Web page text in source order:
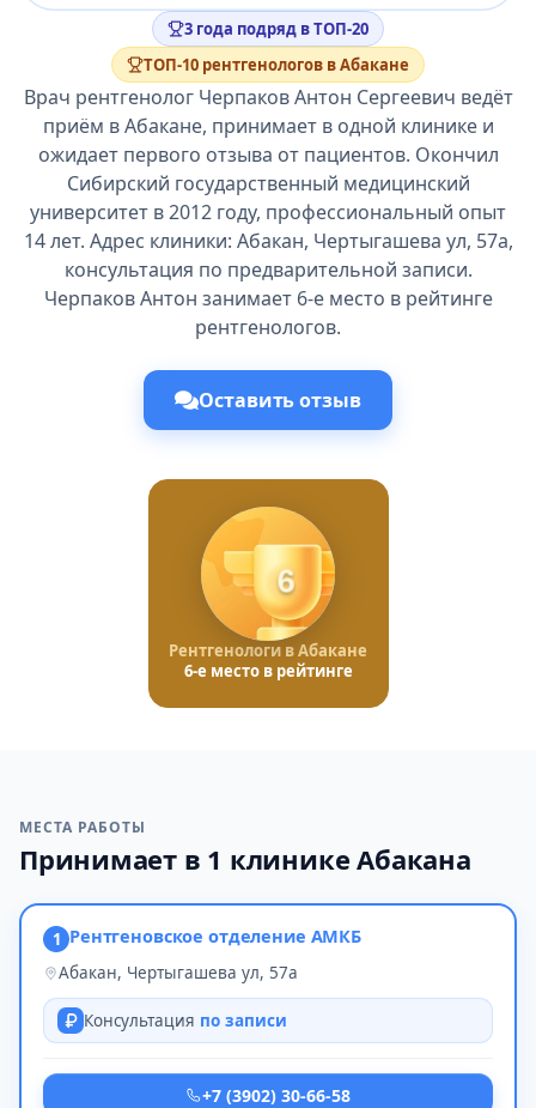
3 года подряд в ТОП-20
ТОП-10 рентгенологов в Абакане
Врач рентгенолог Черпаков Антон Сергеевич ведёт
приём в Абакане, принимает в одной клинике и
ожидает первого отзыва от пациентов. Окончил
Сибирский государственный медицинский
университет в 2012 году, профессиональный опыт
14 лет. Адрес клиники: Абакан, Чертыгашева ул, 57а,
консультация по предварительной записи.
Черпаков Антон занимает 6-е место в рейтинге
рентгенологов.
Оставить отзыв
6
Рентгенологи в Абакане
6-е место в рейтинге
МЕСТА РАБОТЫ
Принимает в 1 клинике Абакана
1 Рентгеновское отделение АМКБ
Абакан, Чертыгашева ул, 57а
Консультация по записи
+7 (3902) 30-66-58